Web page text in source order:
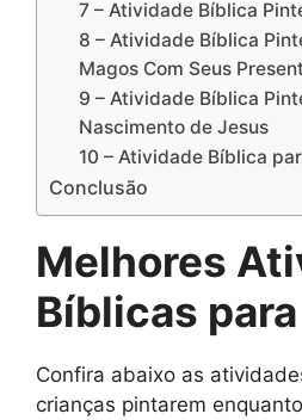
7 – Atividade Bíblica
8 – Atividade Bíblica
Magos Com Seus
9 – Atividade Bíblica
Nascimento de Jesus
10 – Atividade Bíblica
Conclusão
Melhores
Bíblicas
Confira abaixo as
crianças pintarem